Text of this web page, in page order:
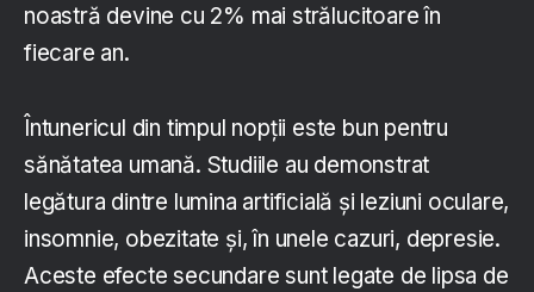
noastră devine cu 2% mai strălucitoare în
fiecare an.
Întunericul din timpul nopții este bun pentru
sănătatea umană. Studiile au demonstrat
legătura dintre lumina artificială și leziuni oculare,
insomnie, obezitate și, în unele cazuri, depresie.
Aceste efecte secundare sunt legate de lipsa de